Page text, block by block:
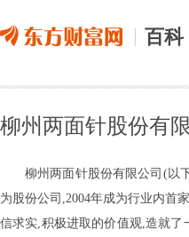
百科
柳州两面针股份有
柳州两面针股份有限公司(以
为股份公司,2004年成为行业内首
信求实,积极进取的价值观,造就了